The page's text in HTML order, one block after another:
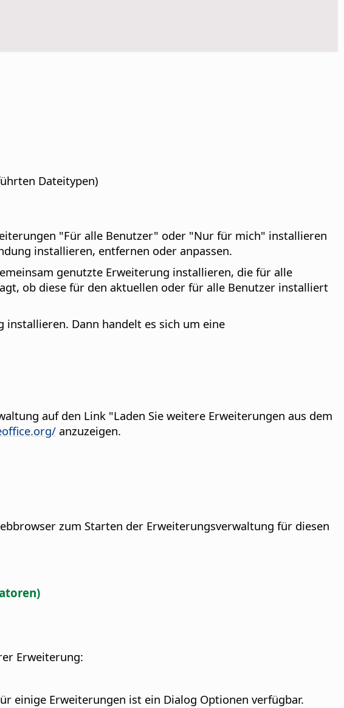
Dateitypen)
"Für alle Benutzer" oder "Nur für mich" installieren
installieren, entfernen oder anpassen.
genutzte Erweiterung installieren, die für alle
ob diese für den aktuellen oder für alle Benutzer installiert
installieren. Dann handelt es sich um eine
auf den Link "Laden Sie weitere Erweiterungen aus dem
anzuzeigen.
zum Starten der Erweiterungsverwaltung für diesen
Erweiterung:
einige Erweiterungen ist ein Dialog Optionen verfügbar.